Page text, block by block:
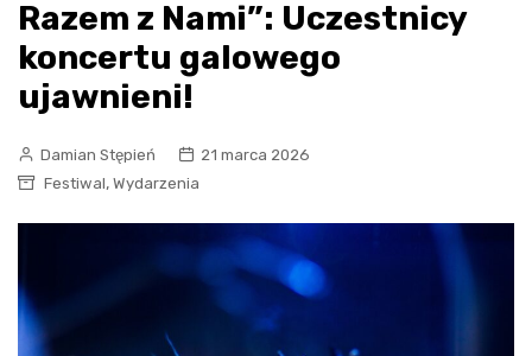
Razem z Nami”: Uczestnicy
koncertu galowego
ujawnieni!
Damian Stępień
21 marca 2026
Festiwal, Wydarzenia